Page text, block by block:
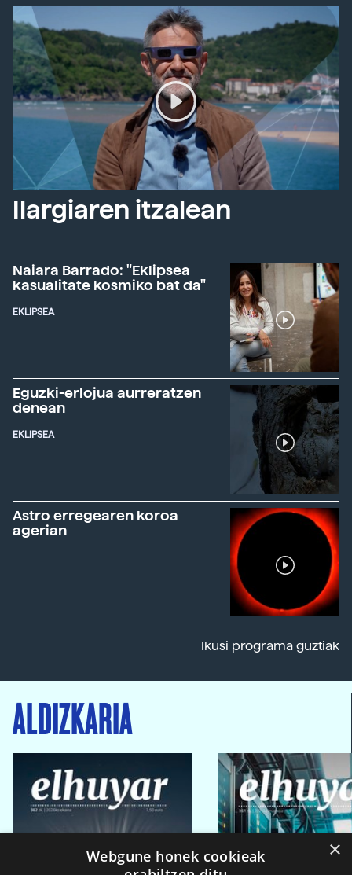
Ilargiaren itzalean
Naiara Barrado: "Eklipsea
kasualitate kosmiko bat da"
EKLIPSEA
Eguzki-erlojua aurreratzen
denean
EKLIPSEA
Astro erregearen koroa
agerian
Ikusi programa guztiak
ALDIZKARIA
×
Webgune honek cookieak